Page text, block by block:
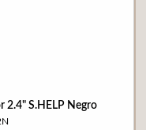
2.4" S.HELP Negro